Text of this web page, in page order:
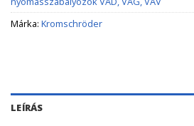
Márka: Kromschröder
LEÍRÁS